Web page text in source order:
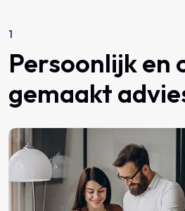
1
Persoonlijk en
gemaakt